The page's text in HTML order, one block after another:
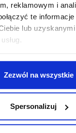
reklamowym i
te
lub
Zezwól na wszystkie
Spersonalizuj
LED
89,00